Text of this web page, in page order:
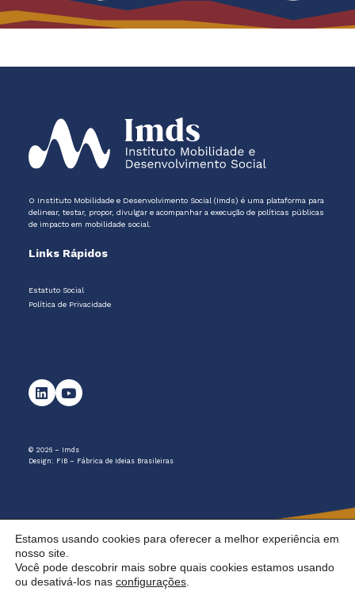
O Instituto Mobilidade e Desenvolvimento Social (Imds) é uma plataforma para
delinear, testar, propor, divulgar e acompanhar a execução de políticas públicas
de impacto em mobilidade social.
Links Rápidos
Estatuto Social
Política de Privacidade
© 2026 – Imds
Design: FIB – Fábrica de Ideias Brasileiras
Estamos usando cookies para oferecer a melhor experiência em
nosso site.
Você pode descobrir mais sobre quais cookies estamos usando
ou desativá-los nas configurações